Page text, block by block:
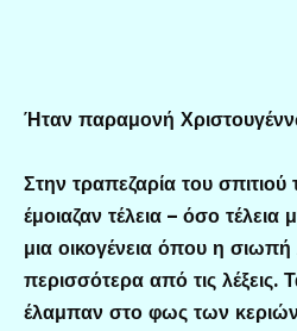
Ήταν παραμονή
Στην τραπεζαρία του
έμοιαζαν τέλεια – όσο τέλεια
μια οικογένεια όπου η σιωπή
περισσότερα από τις λέξεις.
έλαμπαν στο φως των